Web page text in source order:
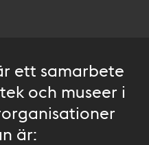
ett samarbete
och museer i
är: